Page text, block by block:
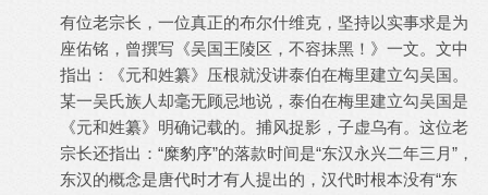
有位老宗长，一位真正的布尔什维克，坚持以实事求是为
座佑铭，曾撰写《吴国王陵区，不容抹黑！》一文。文中
指出：《元和姓纂》压根就没讲泰伯在梅里建立勾吴国。
某一吴氏族人却毫无顾忌地说，泰伯在梅里建立勾吴国是
《元和姓纂》明确记载的。捕风捉影，子虚乌有。这位老
宗长还指出：“糜豹序”的落款时间是“东汉永兴二年三月”，
东汉的概念是唐代时才有人提出的，汉代时根本没有“东